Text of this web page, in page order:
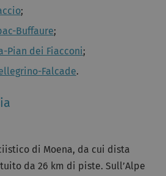
;
Buffaure;
Pian dei Fiacconi;
Falcade.
di Moena, da cui dista
da 26 km di piste. Sull’Alpe